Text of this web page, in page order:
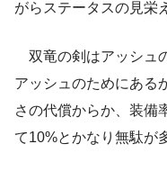
がらステータスの見栄
双竜の剣はアッシュ
アッシュのためにある
さの代償からか、装備
て10%とかなり無駄が